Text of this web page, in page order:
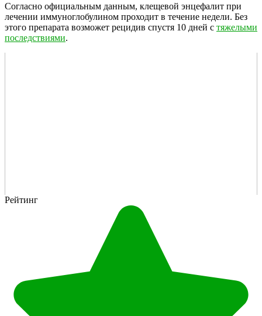
Согласно официальным данным, клещевой энцефалит при
лечении иммуноглобулином проходит в течение недели. Без
этого препарата возможет рецидив спустя 10 дней с тяжелыми
последствиями.
Рейтинг